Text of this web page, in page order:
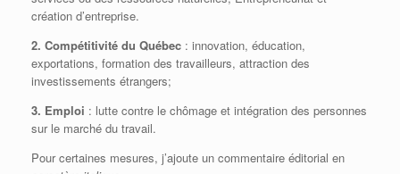
création d’entreprise.
2. Compétitivité du Québec : innovation, éducation,
exportations, formation des travailleurs, attraction des
investissements étrangers;
3. Emploi : lutte contre le chômage et intégration des personnes
sur le marché du travail.
Pour certaines mesures, j’ajoute un commentaire éditorial en